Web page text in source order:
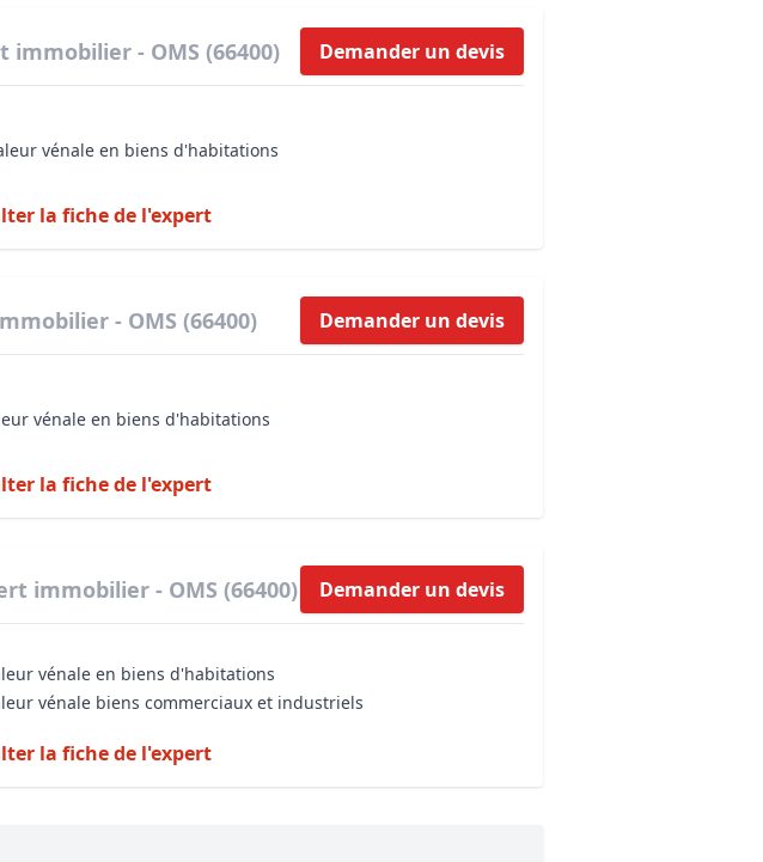
immobilier - OMS (66400) Demander un devis
vénale en biens d'habitations
la fiche de l'expert
- OMS (66400) Demander un devis
vénale en biens d'habitations
la fiche de l'expert
immobilier - OMS (66400) Demander un devis
vénale en biens d'habitations
vénale biens commerciaux et industriels
la fiche de l'expert